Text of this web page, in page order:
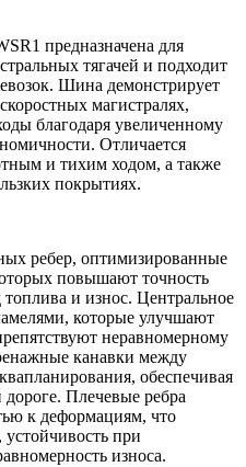
предназначена для
тягачей и подходит
Шина демонстрирует
магистралях,
благодаря увеличенному
Отличается
и тихим ходом, а также
покрытиях.
ребер, оптимизированные
повышают точность
и износ. Центральное
которые улучшают
неравномерному
канавки между
обеспечивая
Плечевые ребра
к деформациям, что
устойчивость при
износа.